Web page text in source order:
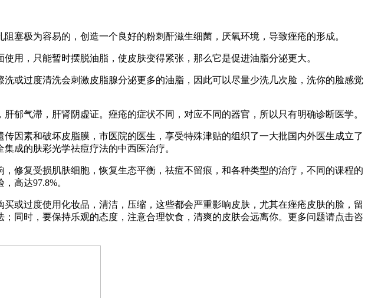
塞极为容易的，创造一个良好的粉刺酐滋生细菌，厌氧环境，导致痤疮的形成。
用，只能暂时摆脱油脂，使皮肤变得紧张，那么它是促进油脂分泌更大。
或过度清洗会刺激皮脂腺分泌更多的油脂，因此可以尽量少洗几次脸，洗你的脸感觉
郁气滞，肝肾阴虚证。痤疮的症状不同，对应不同的器官，所以只有明确诊断医学。
因素和破坏皮脂膜，市医院的医生，享受特殊津贴的组织了一大批国内外医生成立了
成的肤彩光学祛痘疗法的中西医治疗。
修复受损肌肤细胞，恢复生态平衡，祛痘不留痕，和各种类型的治疗，不同的课程的
高达97.8%。
或过度使用化妆品，清洁，压缩，这些都会严重影响皮肤，尤其在痤疮皮肤的脸，留
同时，要保持乐观的态度，注意合理饮食，清爽的皮肤会远离你。更多问题请点击咨